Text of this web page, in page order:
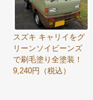
スズキ キャリイをグ
リーンソイビーンズ
で刷毛塗り全塗装！
9,240円（税込）